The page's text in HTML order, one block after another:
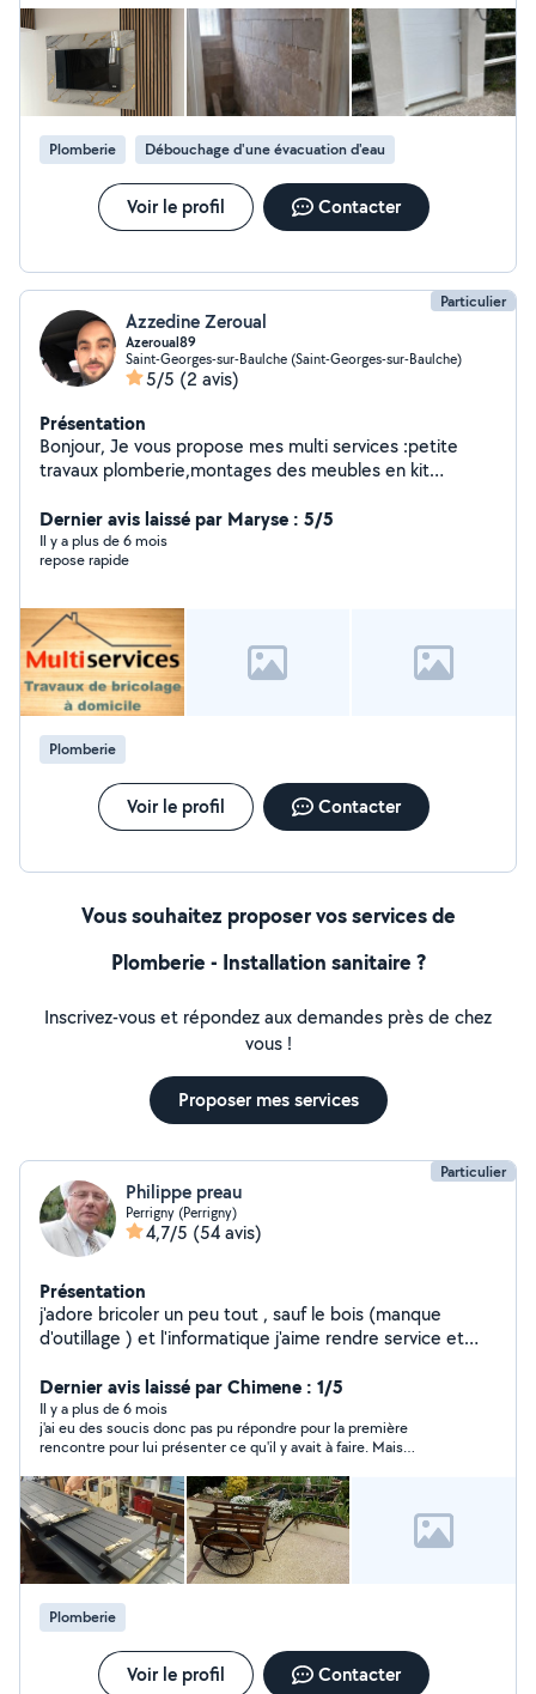
les particuliers et professionnels. , vous recherchez une
personne pour s'occuper du jardin. Petite maçonnerie
,travaux rénovation Je vous propose mes services.
Contactez-moi . Devis gratuit. A bientôt. Je travaille
avec mon propre équipement professionnel.
Plomberie Débouchage d'une évacuation d'eau
Voir le profil Contacter
Particulier
Azzedine Zeroual
Azeroual89
Saint-Georges-sur-Baulche (Saint-Georges-sur-Baulche)
5/5 (2 avis)
Présentation
Bonjour, Je vous propose mes multi services :petite
travaux plomberie,montages des meubles en kit
un camion benne pour tt vous service
Dernier avis laissé par Maryse : 5/5
Il y a plus de 6 mois
repose rapide
Plomberie
Voir le profil Contacter
Vous souhaitez proposer vos services de
Plomberie - Installation sanitaire ?
Inscrivez-vous et répondez aux demandes près de chez
vous !
Proposer mes services
Particulier
Philippe preau
Perrigny (Perrigny)
4,7/5 (54 avis)
Présentation
j'adore bricoler un peu tout , sauf le bois (manque
d'outillage ) et l'informatique j'aime rendre service et
contact avec d'autres personnes ( jeunes ou moins
jeunes )n'hésiter pas !!
Dernier avis laissé par Chimene : 1/5
Il y a plus de 6 mois
j'ai eu des soucis donc pas pu répondre pour la première
rencontre pour lui présenter ce qu'il y avait à faire. Mais
sans connaître .Donc pas bien apprécier cette personne.
Plomberie
Voir le profil Contacter